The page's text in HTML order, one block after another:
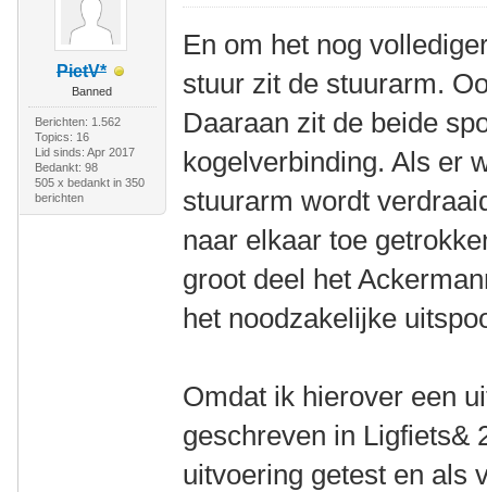
PietV*
Banned
Berichten: 1.562
Topics: 16
Lid sinds: Apr 2017
Bedankt: 98
505 x bedankt in 350
berichten
En om het nog
stuur zit de stuurarm.
Daaraan zit de beide
kogelverbinding. Als er
stuurarm wordt
naar elkaar toe
groot deel het
het noodzakelijke
Omdat ik hierover een
geschreven in Ligfiets&
uitvoering getest en als